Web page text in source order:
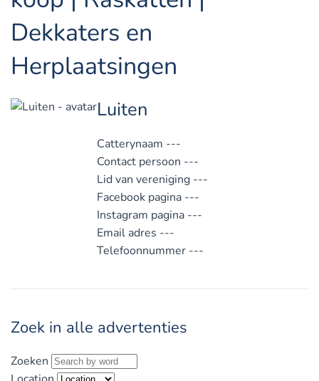
Dekkaters en
Herplaatsingen
Luiten
Catterynaam ---
Contact persoon ---
Lid van vereniging ---
Facebook pagina ---
Instagram pagina ---
Email adres ---
Telefoonnummer ---
Zoek in alle advertenties
Zoeken